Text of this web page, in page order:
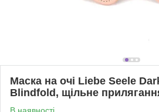
Маска на очі Liebe Seele
Blindfold, щільне
В наявності